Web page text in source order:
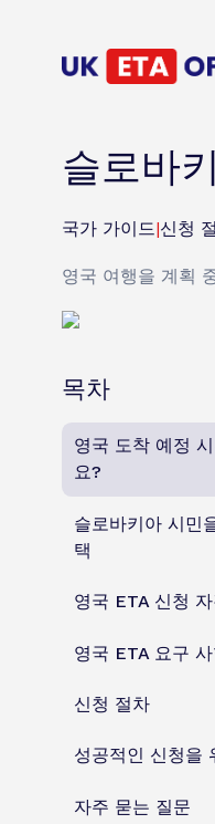
슬로바
국가 가이드|신청
영국 여행을 계획
목차
영국 도착 예정
요?
슬로바키아 시민
택
영국 ETA 신청 자
영국 ETA 요구
신청 절차
성공적인 신청을
자주 묻는 질문